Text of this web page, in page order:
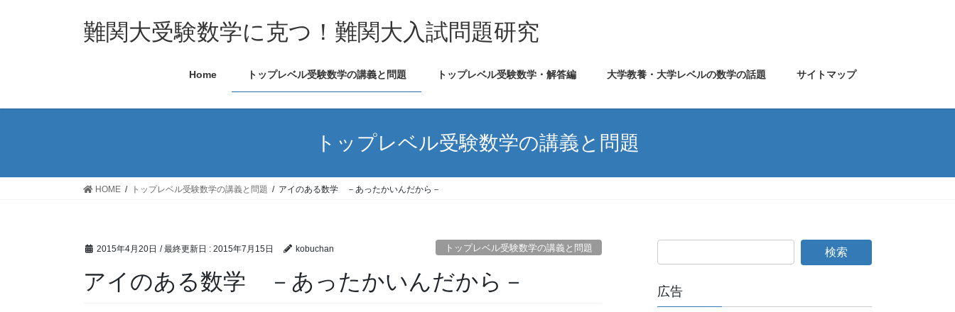
難関大受験数学に克つ！難関大入試問題研究
Home トップレベル受験数学の講義と問題 トップレベル受験数学・解答編 大学教養・大学レベルの数学の話題 サイトマップ
トップレベル受験数学の講義と問題
HOME トップレベル受験数学の講義と問題 アイのある数学 －あったかいんだから－
2015年4月20日 / 最終更新日 : 2015年7月15日 kobuchan トップレベル受験数学の講義と問題
アイのある数学 －あったかいんだから－ 広告